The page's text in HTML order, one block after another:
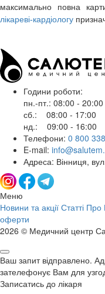
максимально повна
лікареві-кардіологу
Години роботи:
пн.-пт.: 08:00 - 20:00
сб.: 08:00 - 17:00
нд.: 09:00 - 16:00
Телефони: 0 800
E-mail:
Адреса: Вінниця,
Меню
Новини та акції Статті Про
оферти
2026 © Медичний центр
Ваш запит відправлено.
зателефонує Вам для
Записатись до лікаря